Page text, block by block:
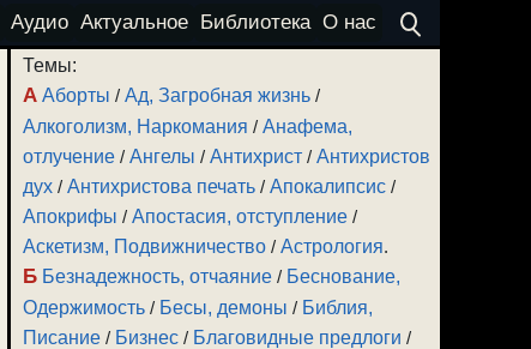
Аудио Актуальное Библиотека О нас
Темы:
А Аборты /Ад, Загробная жизнь /
Алкоголизм, Наркомания /Анафема,
отлучение /Ангелы /Антихрист /Антихристов
дух /Антихристова печать /Апокалипсис /
Апокрифы /Апостасия, отступление /
Аскетизм, Подвижничество /Астрология.
Б Безнадежность, отчаяние / Беснование,
Одержимость / Бесы, демоны / Библия,
Писание / Бизнес / Благовидные предлоги /